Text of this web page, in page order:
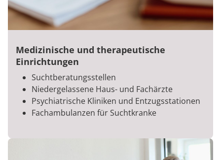
Medizinische und therapeutische
Einrichtungen
Suchtberatungsstellen
Niedergelassene Haus- und Fachärzte
Psychiatrische Kliniken und Entzugsstationen
Fachambulanzen für Suchtkranke